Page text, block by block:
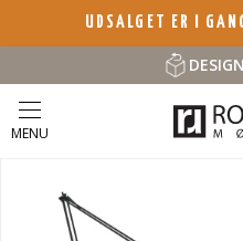
UDSALGET ER I
MENU